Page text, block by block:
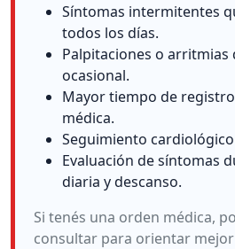
Síntomas intermitentes
todos los días.
Palpitaciones o arritmias
ocasional.
Mayor tiempo de
médica.
Seguimiento
Evaluación de síntomas
diaria y descanso.
Si tenés una orden médica,
consultar para orientar